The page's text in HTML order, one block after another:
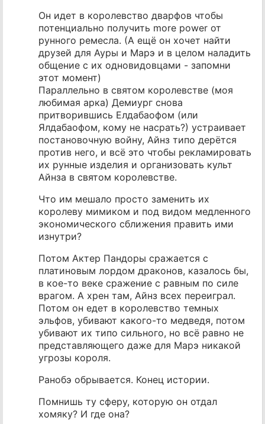
Он идет в королевство дварфов чтобы
потенциально получить more power от
рунного ремесла. (А ещё он хочет найти
друзей для Ауры и Марэ и в целом наладить
общение с их одновидовцами - запомни
этот момент)
Параллельно в святом королевстве (моя
любимая арка) Демиург снова
притворившись Елдабаофом (или
Ялдабаофом, кому не насрать?) устраивает
постановочную войну, Айнз типо дерётся
против него, и всё это чтобы рекламировать
их рунные изделия и организовать культ
Айнза в святом королевстве.
Что им мешало просто заменить их
королеву мимиком и под видом медленного
экономического сближения править ими
изнутри?
Потом Актер Пандоры сражается с
платиновым лордом драконов, казалось бы,
в кое-то веке сражение с равным по силе
врагом. А хрен там, Айнз всех переиграл.
Потом он едет в королевство темных
эльфов, убивают какого-то медведя, потом
убивают их типо сильного, но всё равно не
представляющего даже для Марэ никакой
угрозы короля.
Ранобэ обрывается. Конец истории.
Помнишь ту сферу, которую он отдал
хомяку? И где она?